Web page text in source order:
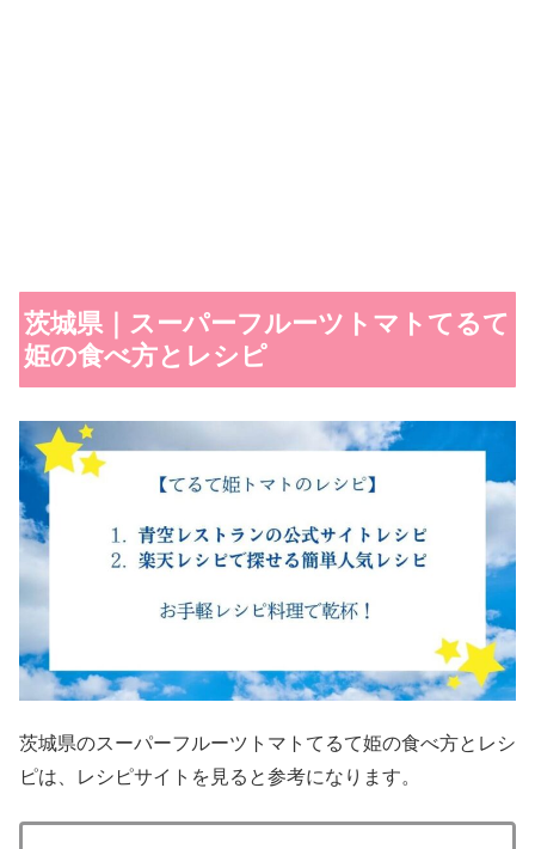
茨城県｜スーパーフルーツトマトてるて
姫の食べ方とレシピ
茨城県のスーパーフルーツトマトてるて姫の食べ方とレシ
ピは、レシピサイトを見ると参考になります。